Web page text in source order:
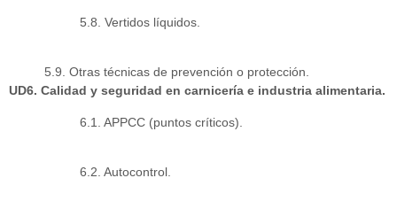
5.8. Vertidos líquidos.
5.9. Otras técnicas de prevención o protección.
UD6. Calidad y seguridad en carnicería e industria alimentaria.
6.1. APPCC (puntos críticos).
6.2. Autocontrol.